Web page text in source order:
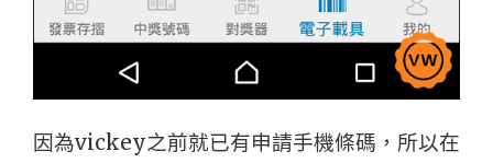
因為vickey之前就已有申請手機條碼，所以在